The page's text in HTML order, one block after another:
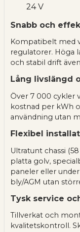
24 V
Snabb och
Kompatibelt med
regulatorer. Höga
och stabil drift
Lång livslängd
Över 7 000 cykler
kostnad per kWh
användning utan
Flexibel
Ultratunt chassi
platta golv,
paneler eller
bly/AGM utan
Tysk service
Tillverkat och
kvalitetskontroll.